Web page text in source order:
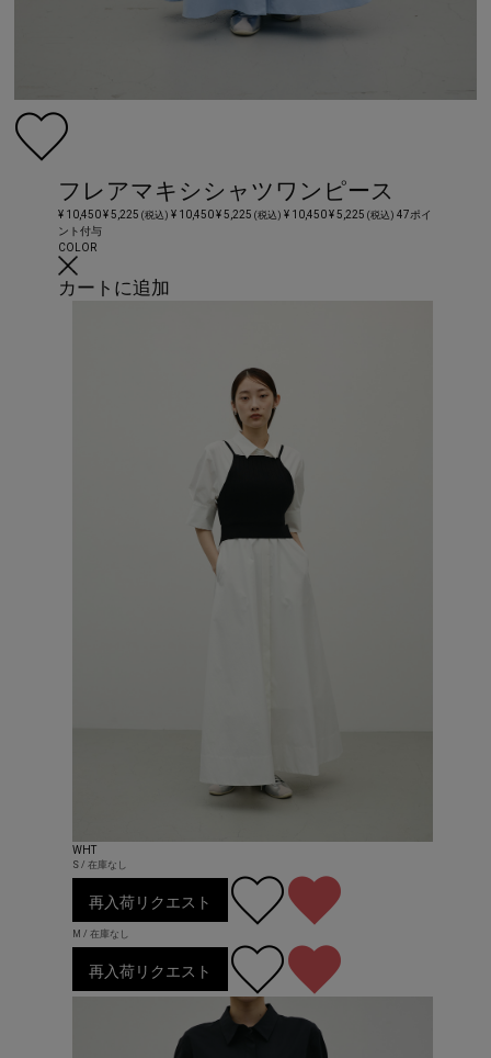
フレアマキシシャツワンピース
¥ 10,450¥ 5,225(税込) ¥ 10,450¥ 5,225(税込) ¥ 10,450¥ 5,225 (税込) 47ポイ
ント付与
COLOR
カートに追加
WHT
S / 在庫なし
再入荷リクエスト
M / 在庫なし
再入荷リクエスト